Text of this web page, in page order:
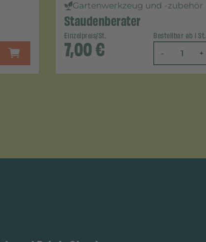
Gartenwerkzeug und -zubehör
Staudenberater
Einzelpreis/St.
7,00€
Bestellbar ab 1 St.
- +